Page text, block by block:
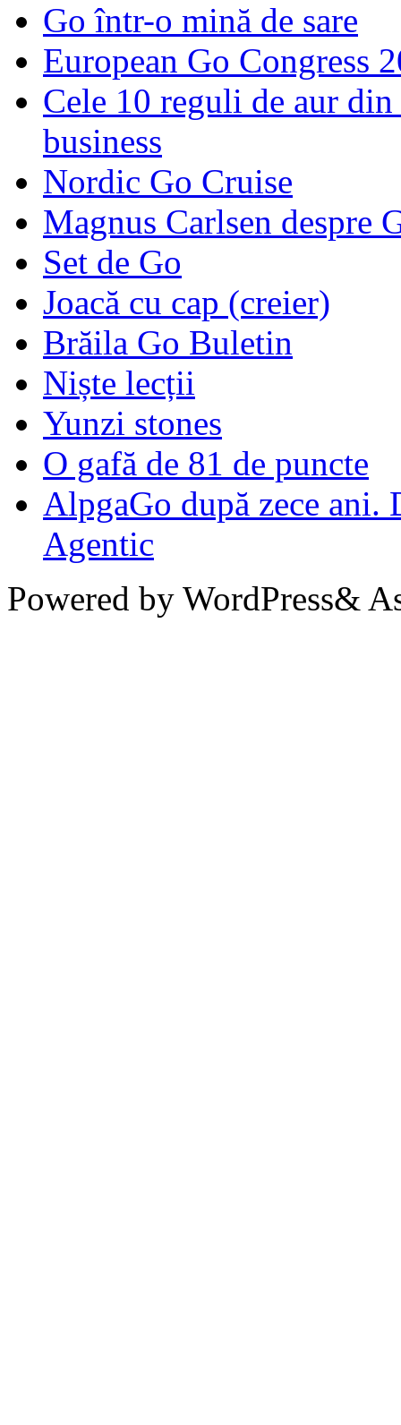
Go într-o mină de sare
European Go Congress
Cele 10 reguli de aur
business
Nordic Go Cruise
Magnus Carlsen despre
Set de Go
Joacă cu cap (creier)
Brăila Go Buletin
Niște lecții
Yunzi stones
O gafă de 81 de puncte
AlpgaGo după zece ani.
Agentic
Powered by WordPress&